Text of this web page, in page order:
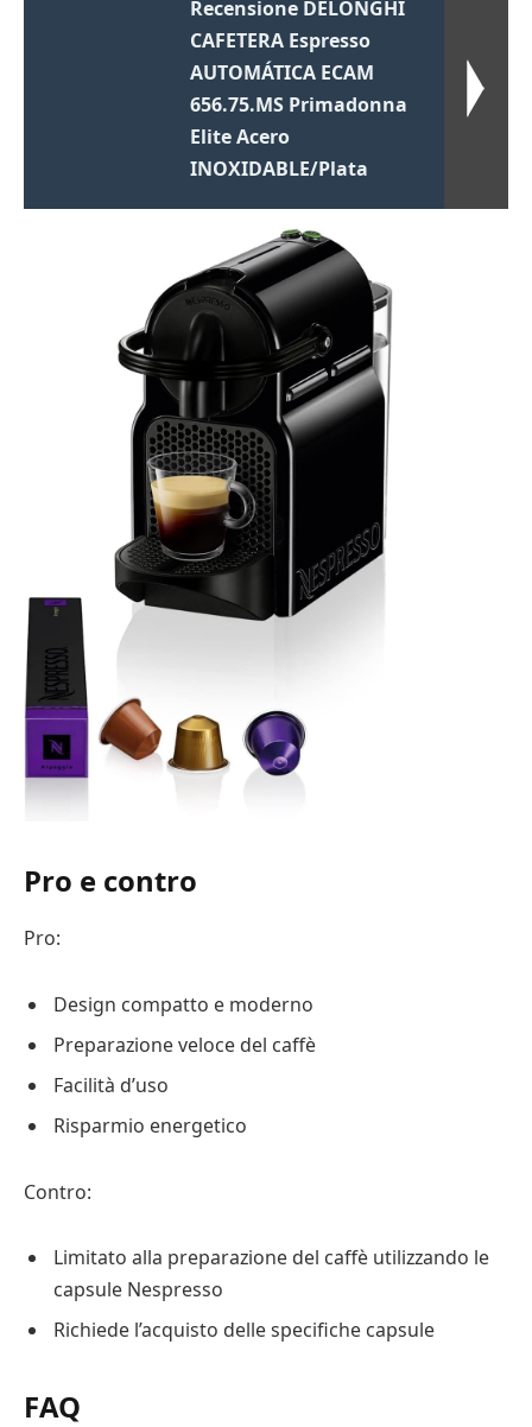
Recensione DELONGHI
CAFETERA Espresso
AUTOMÁTICA ECAM
656.75.MS Primadonna
Elite Acero
INOXIDABLE/Plata
Pro e contro
Pro:
Design compatto e moderno
Preparazione veloce del caffè
Facilità d’uso
Risparmio energetico
Contro:
Limitato alla preparazione del caffè utilizzando le
capsule Nespresso
Richiede l’acquisto delle specifiche capsule
FAQ